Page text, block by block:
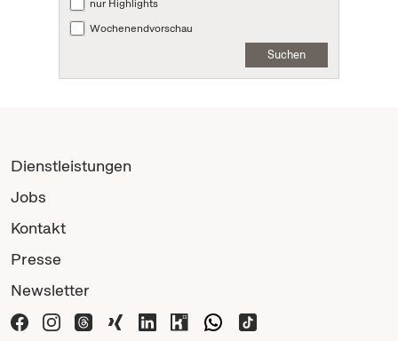
nur Highlights
Wochenendvorschau
Suchen
Dienstleistungen
Jobs
Kontakt
Presse
Newsletter